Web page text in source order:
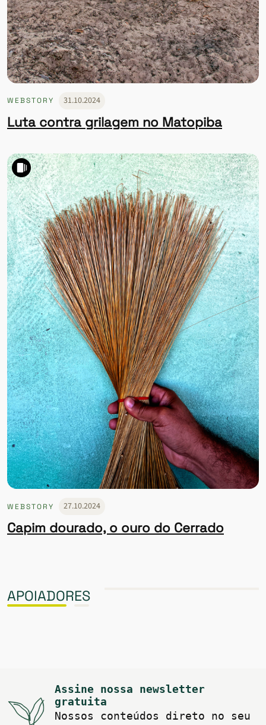
WEBSTORY 31.10.2024
Luta contra grilagem no Matopiba
WEBSTORY 27.10.2024
Capim dourado, o ouro do Cerrado
APOIADORES
Assine nossa newsletter
gratuita
Nossos conteúdos direto no seu